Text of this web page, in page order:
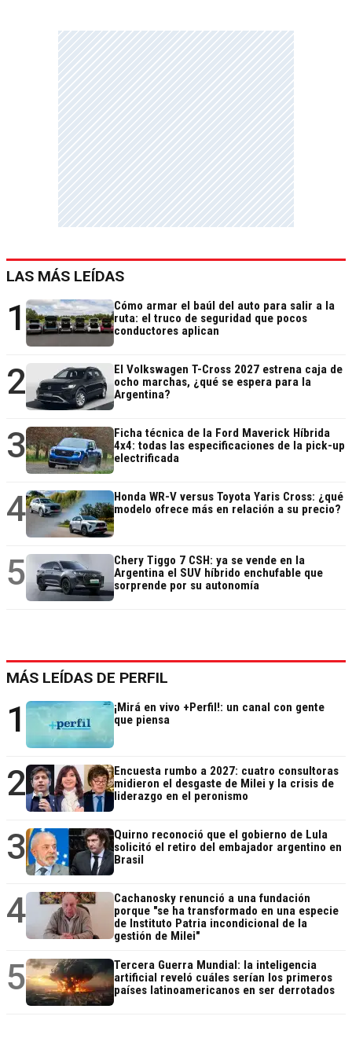
LAS MÁS LEÍDAS
1
Cómo armar el baúl del auto para salir a la
ruta: el truco de seguridad que pocos
conductores aplican
2
El Volkswagen T-Cross 2027 estrena caja de
ocho marchas, ¿qué se espera para la
Argentina?
3
Ficha técnica de la Ford Maverick Híbrida
4x4: todas las especificaciones de la pick-up
electrificada
4
Honda WR-V versus Toyota Yaris Cross: ¿qué
modelo ofrece más en relación a su precio?
5
Chery Tiggo 7 CSH: ya se vende en la
Argentina el SUV híbrido enchufable que
sorprende por su autonomía
MÁS LEÍDAS DE PERFIL
1
¡Mirá en vivo +Perfil!: un canal con gente
que piensa
2
Encuesta rumbo a 2027: cuatro consultoras
midieron el desgaste de Milei y la crisis de
liderazgo en el peronismo
3
Quirno reconoció que el gobierno de Lula
solicitó el retiro del embajador argentino en
Brasil
4
Cachanosky renunció a una fundación
porque "se ha transformado en una especie
de Instituto Patria incondicional de la
gestión de Milei"
5
Tercera Guerra Mundial: la inteligencia
artificial reveló cuáles serían los primeros
países latinoamericanos en ser derrotados